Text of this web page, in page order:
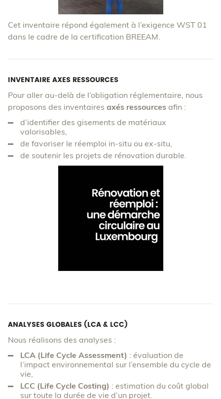
Cet inventaire répond également à l’exigence WST 01
dans le cadre de la certification BREEAM.
INVENTAIRE AXES RESSOURCES
Pour aller au‑delà de l’obligation réglementaire, nous
proposons des inventaires axés ressources afin :
d’identifier des gisements de matériaux
valorisables,
de favoriser le réemploi in‑situ ou ex‑situ,
de soutenir les projets de rénovation durable.
ANALYSES GLOBALES (LCA & LCC)
Nous réalisons des analyses :
LCA (Life Cycle Assessment) : évaluation de
l’impact environnemental sur l’ensemble du cycle de
vie,
LCC (Life Cycle Costing) : estimation du coût global
sur toute la durée de vie d’un projet.